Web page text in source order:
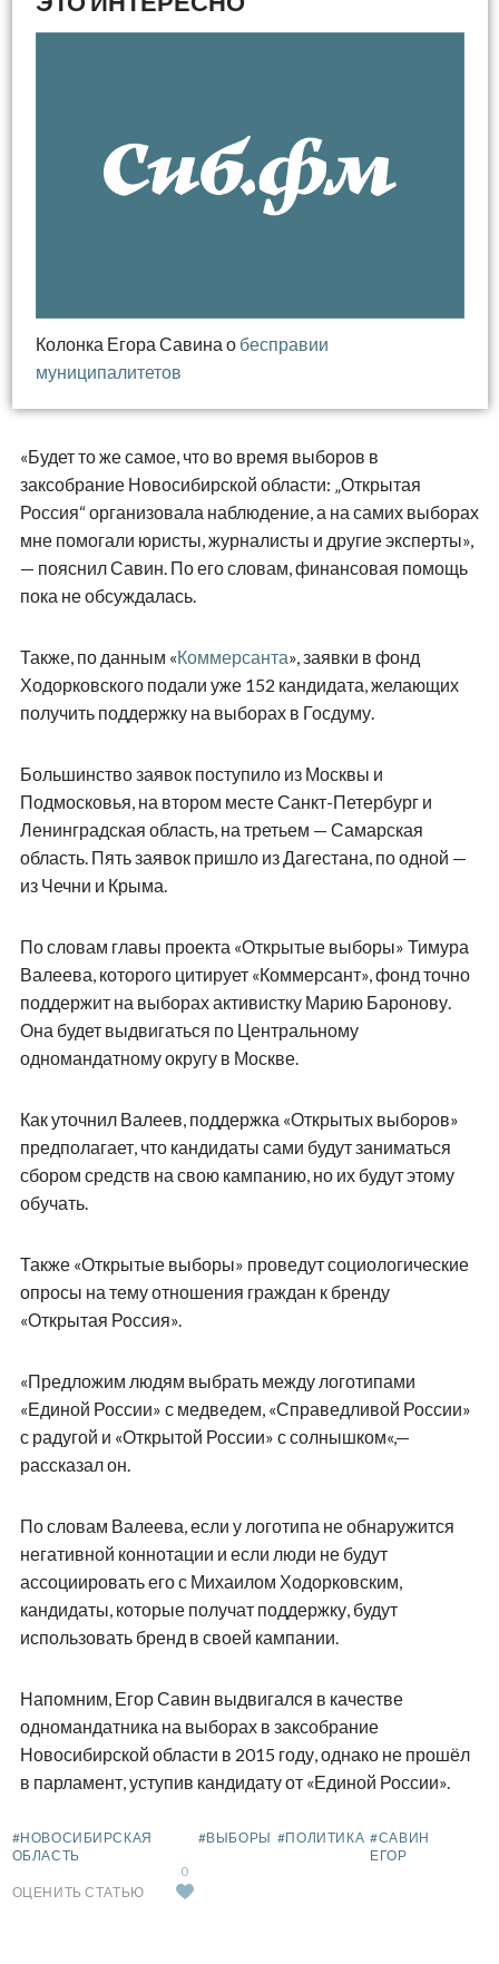
Колонка Егора Савина о бесправии
муниципалитетов
«Будет то же самое, что во время выборов в
заксобрание Новосибирской области: „Открытая
Россия“ организовала наблюдение, а на самих выборах
мне помогали юристы, журналисты и другие эксперты»,
— пояснил Савин. По его словам, финансовая помощь
пока не обсуждалась.
Также, по данным «Коммерсанта», заявки в фонд
Ходорковского подали уже 152 кандидата, желающих
получить поддержку на выборах в Госдуму.
Большинство заявок поступило из Москвы и
Подмосковья, на втором месте Санкт-Петербург и
Ленинградская область, на третьем — Самарская
область. Пять заявок пришло из Дагестана, по одной —
из Чечни и Крыма.
По словам главы проекта «Открытые выборы» Тимура
Валеева, которого цитирует «Коммерсант», фонд точно
поддержит на выборах активистку Марию Баронову.
Она будет выдвигаться по Центральному
одномандатному округу в Москве.
Как уточнил Валеев, поддержка «Открытых выборов»
предполагает, что кандидаты сами будут заниматься
сбором средств на свою кампанию, но их будут этому
обучать.
Также «Открытые выборы» проведут социологические
опросы на тему отношения граждан к бренду
«Открытая Россия».
«Предложим людям выбрать между логотипами
«Единой России» с медведем, «Справедливой России»
с радугой и «Открытой России» с солнышком«,—
рассказал он.
По словам Валеева, если у логотипа не обнаружится
негативной коннотации и если люди не будут
ассоциировать его с Михаилом Ходорковским,
кандидаты, которые получат поддержку, будут
использовать бренд в своей кампании.
Напомним, Егор Савин выдвигался в качестве
одномандатника на выборах в заксобрание
Новосибирской области в 2015 году, однако не прошёл
в парламент, уступив кандидату от «Единой России».
#НОВОСИБИРСКАЯ
ОБЛАСТЬ
#ВЫБОРЫ #ПОЛИТИКА #САВИН
ЕГОР
ОЦЕНИТЬ СТАТЬЮ
0